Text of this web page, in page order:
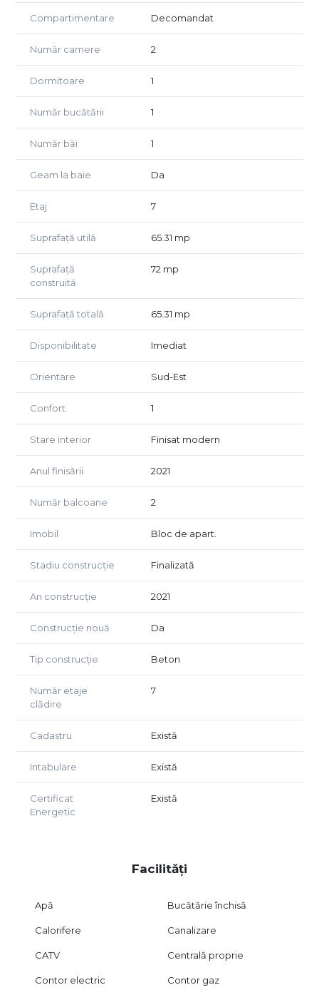
Preț: 116.900 euro
Compartimentare Decomandat
Număr camere 2
Dormitoare 1
Număr bucătării 1
Număr băi 1
Geam la baie Da
Etaj 7
Suprafață utilă 65.31 mp
Suprafață
construită
72 mp
Suprafață totală 65.31 mp
Disponibilitate Imediat
Orientare Sud-Est
Confort 1
Stare interior Finisat modern
Anul finisării 2021
Număr balcoane 2
Imobil Bloc de apart.
Stadiu construcție Finalizată
An construcție 2021
Construcție nouă Da
Tip construcție Beton
Număr etaje
clădire
7
Cadastru Există
Intabulare Există
Certificat
Energetic
Există
Facilități
Apă Bucătărie închisă
Calorifere Canalizare
CATV Centrală proprie
Contor electric Contor gaz